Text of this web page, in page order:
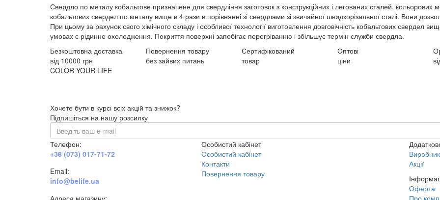
Свердло по металу кобальтове призначене для свердління заготовок з конструкційних і легованих сталей, кольорових
кобальтових свердел по металу вище в 4 рази в порівнянні зі свердлами зі звичайної швидкорізальної сталі. Вони
При цьому за рахунок свого хімічного складу і особливої ​​технології виготовлення довговічність кобальтових
умовах є рідинне охолодження. Покриття поверхні запобігає перегріванню і збільшує термін служби свердла.
Безкоштовна доставка
від 10000 грн
Повернення товару
без зайвих питань
Сертифікований
товар
Оптові
ціни
COLOR YOUR LIFE
Хочете бути в курсі всіх акцій та знижок?
Підпишіться на нашу розсилку
Телефон:
+38 (073) 017-71-72
Email:
info@belife.ua
Особистий кабінет
Особистий кабінет
Контакти
Повернення товару
Акції
Оферта